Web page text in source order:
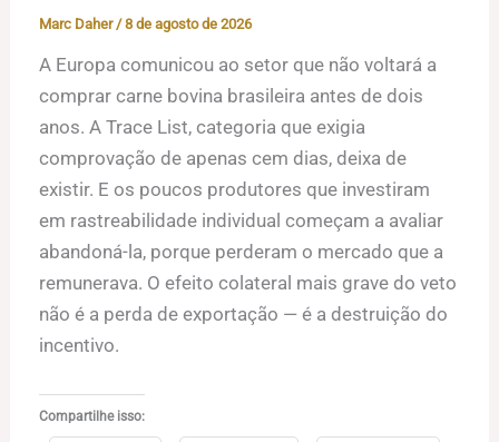
Marc Daher/8 de agosto de 2026
A Europa comunicou ao setor que não voltará a
comprar carne bovina brasileira antes de dois
anos. A Trace List, categoria que exigia
comprovação de apenas cem dias, deixa de
existir. E os poucos produtores que investiram
em rastreabilidade individual começam a avaliar
abandoná-la, porque perderam o mercado que a
remunerava. O efeito colateral mais grave do veto
não é a perda de exportação — é a destruição do
incentivo.
Compartilhe isso: